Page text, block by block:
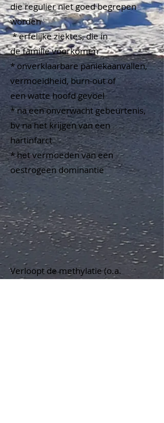
die regulier niet goed begrepen
worden
* erfelijke ziektes, die in
defamilievoorkomen
* onverklaarbare paniekaanvallen,
vermoeidheid, burn-out of
eenwatte hoofd gevoel
* na een onverwacht gebeurtenis,
bv na het krijgen van een
hartinfarct
* het vermoeden van een
oestrogeen dominantie
Verloopt de methylatie (o.a.